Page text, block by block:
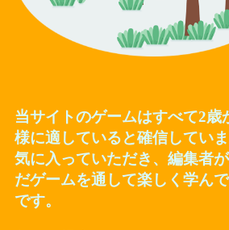
当サイトのゲームはすべて2歳
様に適していると確信してい
気に入っていただき、編集者
だゲームを通して楽しく学ん
です。